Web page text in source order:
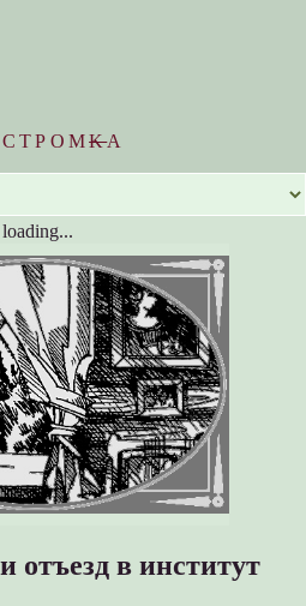
KА
loading...
отъезд в институт